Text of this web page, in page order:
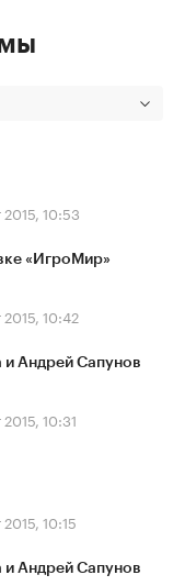
2015, 10:53
«ИгроМир»
2015, 10:42
и Андрей Сапунов
10:31
10:15
и Андрей Сапунов